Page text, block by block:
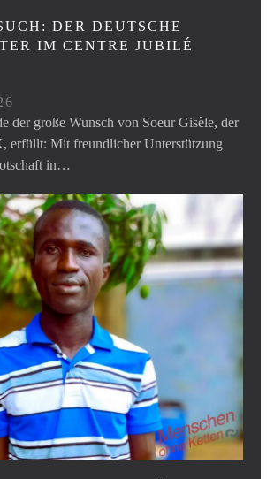
DER DEUTSCHE
IM CENTRE JUBILÉ
der große Wunsch von Soeur Gisèle, der
erfüllt: Mit freundlicher Unterstützung
in…